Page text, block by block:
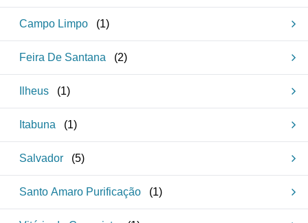
Campo Limpo (1)
Feira De Santana (2)
Ilheus (1)
Itabuna (1)
Salvador (5)
Santo Amaro Purificação (1)